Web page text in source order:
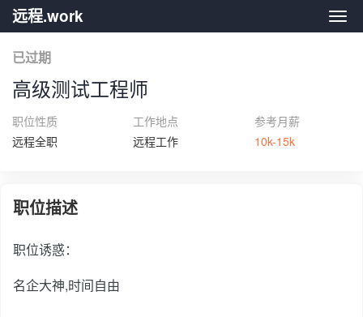
远
远程.work
已过期
高级测试工程师
职位性质
远程全职
工作地点
远程工作
参考月薪
10k-15k
职位描述
职位诱惑：
名企大神,时间自由